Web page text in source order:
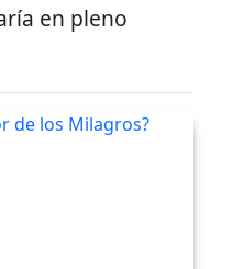
en pleno